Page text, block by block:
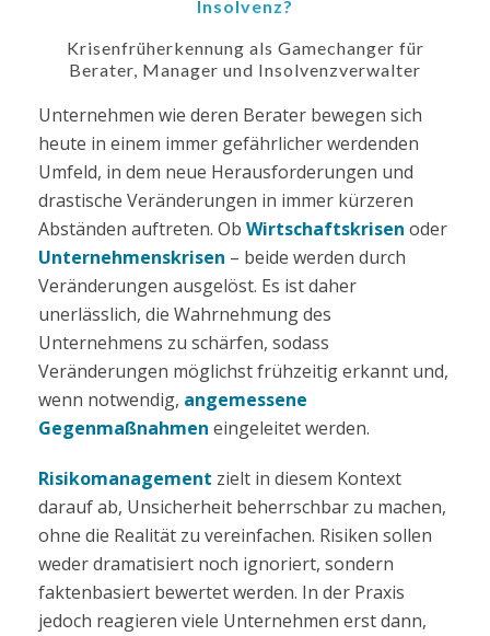
Insolvenz?
Krisenfrüherkennung als Gamechanger für
Berater, Manager und Insolvenzverwalter
Unternehmen wie deren Berater bewegen sich
heute in einem immer gefährlicher werdenden
Umfeld, in dem neue Herausforderungen und
drastische Veränderungen in immer kürzeren
Abständen auftreten. Ob Wirtschaftskrisen oder
Unternehmenskrisen – beide werden durch
Veränderungen ausgelöst. Es ist daher
unerlässlich, die Wahrnehmung des
Unternehmens zu schärfen, sodass
Veränderungen möglichst frühzeitig erkannt und,
wenn notwendig, angemessene
Gegenmaßnahmen eingeleitet werden.
Risikomanagement zielt in diesem Kontext
darauf ab, Unsicherheit beherrschbar zu machen,
ohne die Realität zu vereinfachen. Risiken sollen
weder dramatisiert noch ignoriert, sondern
faktenbasiert bewertet werden. In der Praxis
jedoch reagieren viele Unternehmen erst dann,